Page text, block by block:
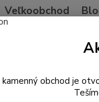
Veľkoobchod
kamenný obchod je